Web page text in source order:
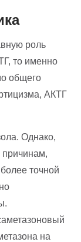
роль
то именно
общего
АКТГ
Однако,
причинам,
точной
на